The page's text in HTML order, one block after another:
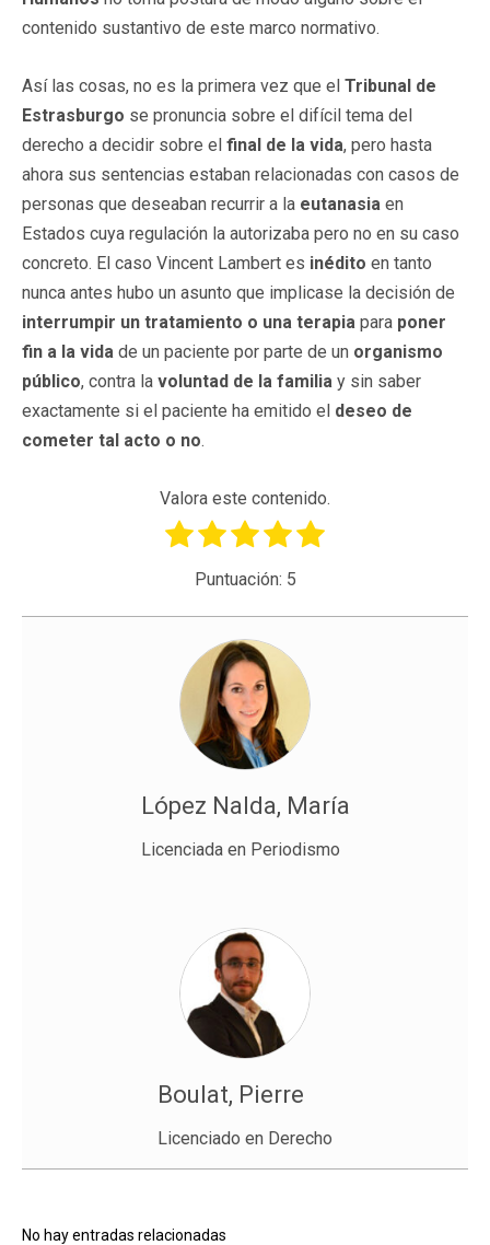
contenido sustantivo de este marco normativo.
Así las cosas, no es la primera vez que el Tribunal de
Estrasburgo se pronuncia sobre el difícil tema del
derecho a decidir sobre el final de la vida, pero hasta
ahora sus sentencias estaban relacionadas con casos de
personas que deseaban recurrir a la eutanasia en
Estados cuya regulación la autorizaba pero no en su caso
concreto. El caso Vincent Lambert es inédito en tanto
nunca antes hubo un asunto que implicase la decisión de
interrumpir un tratamiento o una terapia para poner
fin a la vida de un paciente por parte de un organismo
público, contra la voluntad de la familia y sin saber
exactamente si el paciente ha emitido el deseo de
cometer tal acto o no.
Valora este contenido.
Puntuación: 5
López Nalda, María
Licenciada en Periodismo
Boulat, Pierre
Licenciado en Derecho
No hay entradas relacionadas